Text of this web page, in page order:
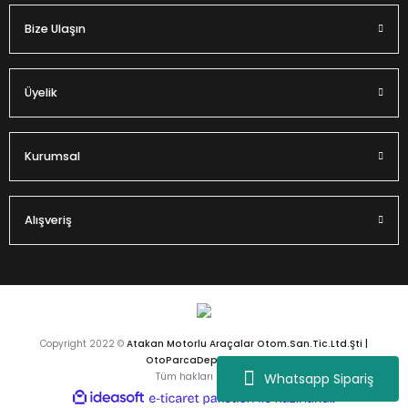
Whatsapp Sipariş
Gönder
Bize Ulaşın
Üyelik
Kurumsal
Alışveriş
Copyright 2022 © Atakan Motorlu Araçalar Otom.San.Tic.Ltd.Şti |
OtoParcaDeposu.com
Tüm hakları saklıdır.
ideasoft